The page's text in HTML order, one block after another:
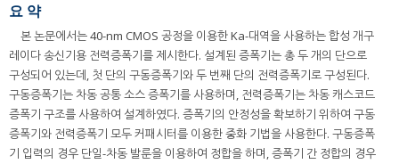
요 약
본 논문에서는 40-nm CMOS 공정을 이용한 Ka-대역을 사용하는 합성 개구
레이다 송신기용 전력증폭기를 제시한다. 설계된 증폭기는 총 두 개의 단으로
구성되어 있는데, 첫 단의 구동증폭기와 두 번째 단의 전력증폭기로 구성된다.
구동증폭기는 차동 공통 소스 증폭기를 사용하며, 전력증폭기는 차동 캐스코드
증폭기 구조를 사용하여 설계하였다. 증폭기의 안정성을 확보하기 위하여 구동
증폭기와 전력증폭기 모두 커패시터를 이용한 중화 기법을 사용한다. 구동증폭
기 입력의 경우 단일-차동 발룬을 이용하여 정합을 하며, 증폭기 간 정합의 경우